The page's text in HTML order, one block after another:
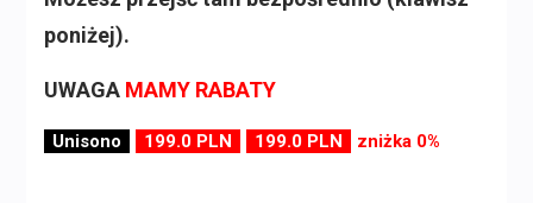
poniżej).
UWAGA MAMY RABATY
Unisono 199.0 PLN 199.0 PLN zniżka 0%